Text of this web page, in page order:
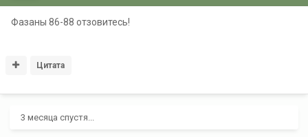
Фазаны 86-88 отзовитесь!
Цитата
3 месяца спустя...